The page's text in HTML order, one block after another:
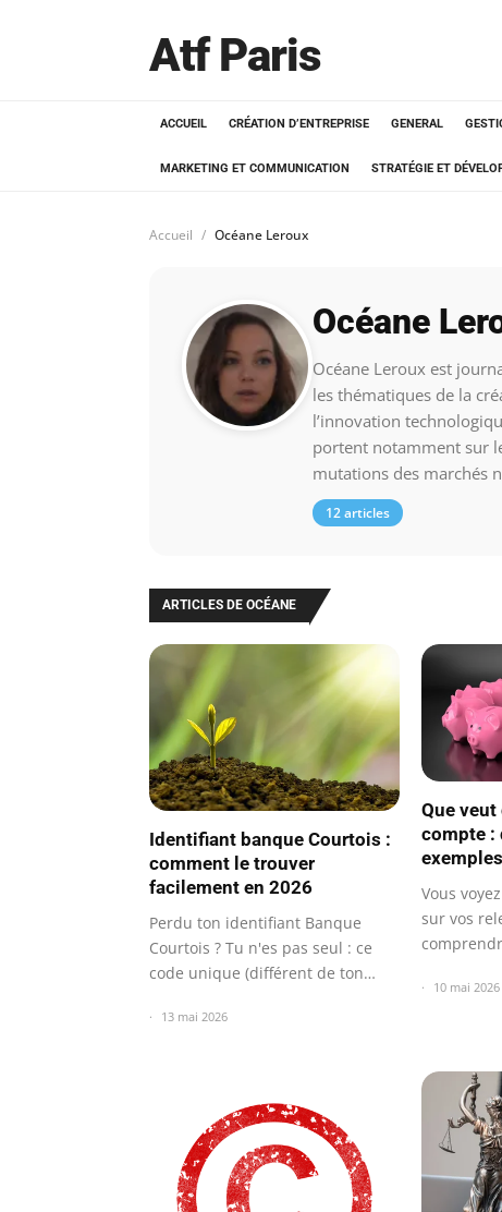
Atf Paris
ACCUEIL CRÉATION D’ENTREPRISE GENERAL
MARKETING ET COMMUNICATION STRATÉGIE ET
Accueil Océane Leroux
Océane
Océane Leroux est
les thématiques de la
l’innovation
portent notamment sur
mutations des marchés
12 articles
ARTICLES DE OCÉANE
Identifiant banque Courtois :
comment le trouver
facilement en 2026
Perdu ton identifiant Banque
Courtois ? Tu n'es pas seul : ce
code unique (différent de ton
13 mai 2026
Que
compte :
Vous
sur vos
10 mai 2026